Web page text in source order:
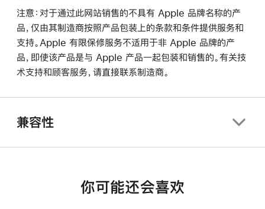
注意：对于通过此网站销售的不具有 Apple 品牌名称的产
品，仅由其制造商按照产品包装上的条款和条件提供服务和
支持。Apple 有限保修服务不适用于非 Apple 品牌的产
品，即使该产品是与 Apple 产品一起包装和销售的。有关技
术支持和顾客服务，请直接联系制造商。
兼容性
你可能还会喜欢